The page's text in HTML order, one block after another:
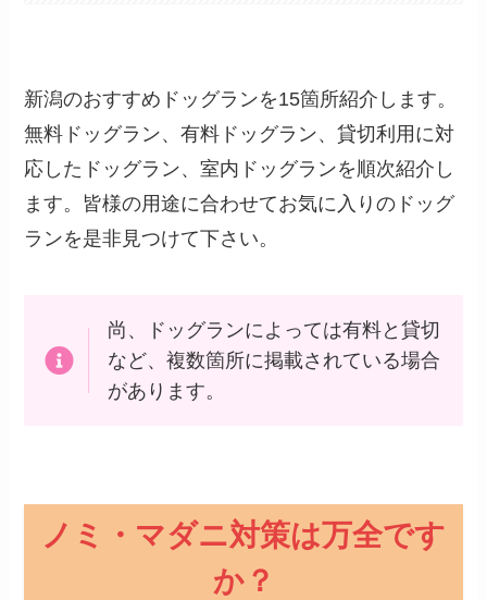
新潟のおすすめドッグランを15箇所紹介します。
無料ドッグラン、有料ドッグラン、貸切利用に対
応したドッグラン、室内ドッグランを順次紹介し
ます。皆様の用途に合わせてお気に入りのドッグ
ランを是非見つけて下さい。
尚、ドッグランによっては有料と貸切
など、複数箇所に掲載されている場合
があります。
ノミ・マダニ対策は万全です
か？